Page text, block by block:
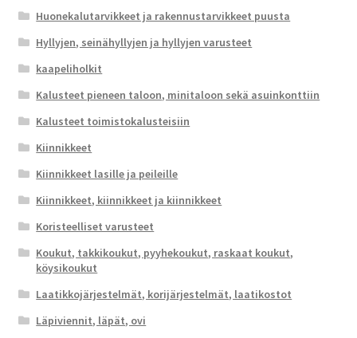
Huonekalutarvikkeet ja rakennustarvikkeet puusta
Hyllyjen, seinähyllyjen ja hyllyjen varusteet
kaapeliholkit
Kalusteet pieneen taloon, minitaloon sekä asuinkonttiin
Kalusteet toimistokalusteisiin
Kiinnikkeet
Kiinnikkeet lasille ja peileille
Kiinnikkeet, kiinnikkeet ja kiinnikkeet
Koristeelliset varusteet
Koukut, takkikoukut, pyyhekoukut, raskaat koukut,
köysikoukut
Laatikkojärjestelmät, korijärjestelmät, laatikostot
Läpiviennit, läpät, ovi